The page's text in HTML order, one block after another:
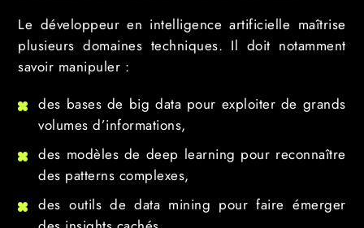
Le développeur en intelligence artificielle maîtrise
plusieurs domaines techniques. Il doit notamment
savoir manipuler :
des bases de big data pour exploiter de grands
volumes d’informations,
des modèles de deep learning pour reconnaître
des patterns complexes,
des outils de data mining pour faire émerger